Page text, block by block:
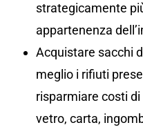
strategicamente
appartenenza
Acquistare sacchi
meglio i rifiuti
risparmiare costi
vetro, carta,